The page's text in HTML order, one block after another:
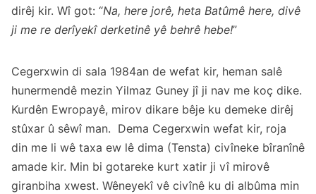
dirêj kir. Wî got: “Na, here jorê, heta Batûmê here, divê
ji me re derîyekî derketinê yê behrê hebe!”
Cegerxwin di sala 1984an de wefat kir, heman salê
hunermendê mezin Yilmaz Guney jî ji nav me koç dike.
Kurdên Ewropayê, mirov dikare bêje ku demeke dirêj
stûxar û sêwî man. Dema Cegerxwin wefat kir, roja
din me li wê taxa ew lê dima (Tensta) civîneke bîranînê
amade kir. Min bi gotareke kurt xatir ji vî mirovê
giranbiha xwest. Wêneyekî vê civînê ku di albûma min